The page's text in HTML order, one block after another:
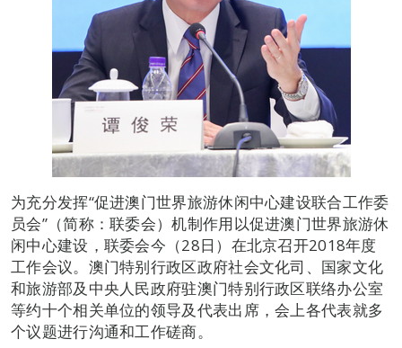
为充分发挥“促进澳门世界旅游休闲中心建设联合工作委
员会”（简称：联委会）机制作用以促进澳门世界旅游休
闲中心建设，联委会今（28日）在北京召开2018年度
工作会议。澳门特别行政区政府社会文化司、国家文化
和旅游部及中央人民政府驻澳门特别行政区联络办公室
等约十个相关单位的领导及代表出席，会上各代表就多
个议题进行沟通和工作磋商。